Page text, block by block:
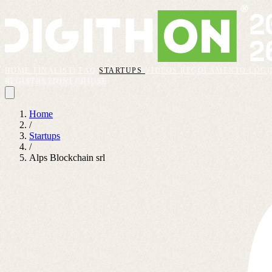
FAQSTARTUPS VIDEOS REGOLAMENTO
Home
/
Startups
/
Alps Blockchain srl